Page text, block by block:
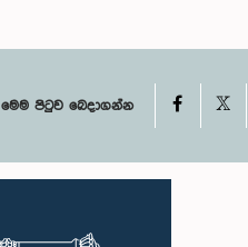
මෙම පිටුව බෙදාගන්න Facebook